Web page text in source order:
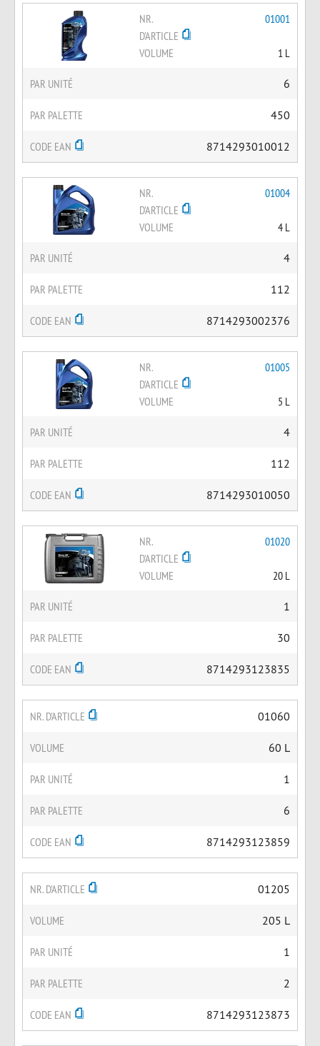
NR.
D'ARTICLE
01001
VOLUME 1 L
PAR UNITÉ 6
PAR PALETTE 450
CODE EAN 8714293010012
NR.
D'ARTICLE
01004
VOLUME 4 L
PAR UNITÉ 4
PAR PALETTE 112
CODE EAN 8714293002376
NR.
D'ARTICLE
01005
VOLUME 5 L
PAR UNITÉ 4
PAR PALETTE 112
CODE EAN 8714293010050
NR.
D'ARTICLE
01020
VOLUME 20 L
PAR UNITÉ 1
PAR PALETTE 30
CODE EAN 8714293123835
NR. D'ARTICLE 01060
VOLUME 60 L
PAR UNITÉ 1
PAR PALETTE 6
CODE EAN 8714293123859
NR. D'ARTICLE 01205
VOLUME 205 L
PAR UNITÉ 1
PAR PALETTE 2
CODE EAN 8714293123873